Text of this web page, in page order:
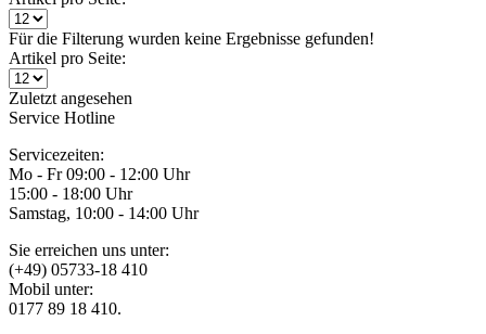
Für die Filterung wurden keine Ergebnisse gefunden!
Artikel pro Seite:
Zuletzt angesehen
Service Hotline
Servicezeiten:
Mo - Fr 09:00 - 12:00 Uhr
15:00 - 18:00 Uhr
Samstag, 10:00 - 14:00 Uhr
Sie erreichen uns unter:
(+49) 05733-18 410
Mobil unter:
0177 89 18 410.